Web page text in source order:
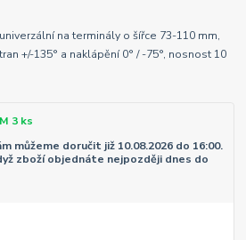
na terminály o šířce 73-110 mm,
+/-135° a naklápění 0° / -75°, nosnost 10
3 ks
můžeme doručit již 10.08.2026 do 16:00.
zboží objednáte nejpozději dnes do